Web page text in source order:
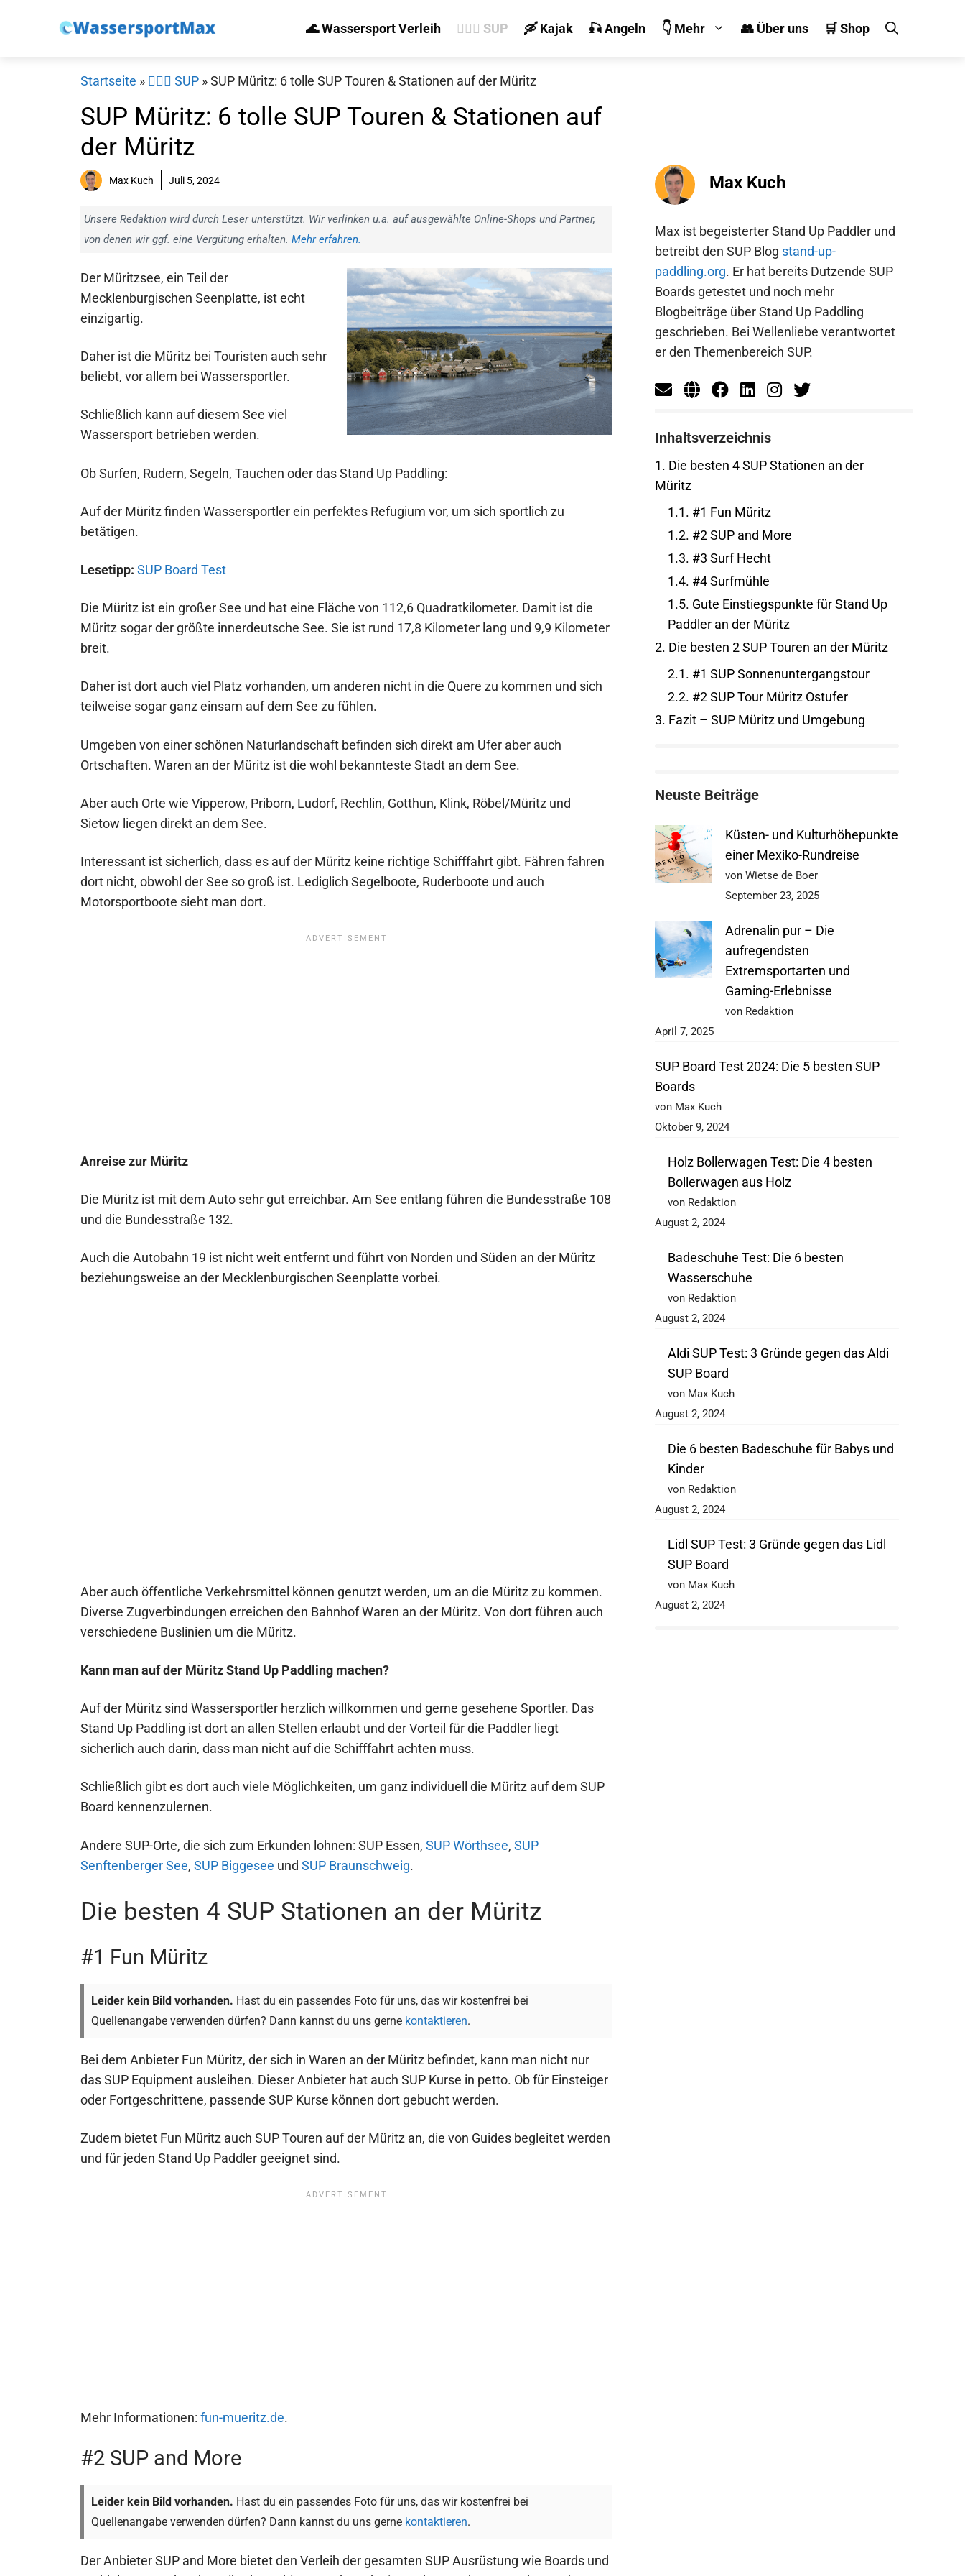
🌊 Wassersport Verleih 🏄‍♀️🛶 SUP 🛶 Kajak 🎣 Angeln 👇 Mehr 👥 Über uns 🛒 Shop
Startseite » 🏄‍♀️🛶 SUP »SUP Müritz: 6 tolle SUP Touren & Stationen auf der Müritz
SUP Müritz: 6 tolle SUP Touren & Stationen auf
der Müritz
Max Kuch Juli 5, 2024
Unsere Redaktion wird durch Leser unterstützt. Wir verlinken u.a. auf ausgewählte Online-Shops und Partner,
von denen wir ggf. eine Vergütung erhalten. Mehr erfahren.
Der Müritzsee, ein Teil der
Mecklenburgischen Seenplatte, ist echt
einzigartig.
Daher ist die Müritz bei Touristen auch sehr
beliebt, vor allem bei Wassersportler.
Schließlich kann auf diesem See viel
Wassersport betrieben werden.
Ob Surfen, Rudern, Segeln, Tauchen oder das Stand Up Paddling:
Auf der Müritz finden Wassersportler ein perfektes Refugium vor, um sich sportlich zu
betätigen.
Lesetipp: SUP Board Test
Die Müritz ist ein großer See und hat eine Fläche von 112,6 Quadratkilometer. Damit ist die
Müritz sogar der größte innerdeutsche See. Sie ist rund 17,8 Kilometer lang und 9,9 Kilometer
breit.
Daher ist dort auch viel Platz vorhanden, um anderen nicht in die Quere zu kommen und sich
teilweise sogar ganz einsam auf dem See zu fühlen.
Umgeben von einer schönen Naturlandschaft befinden sich direkt am Ufer aber auch
Ortschaften. Waren an der Müritz ist die wohl bekannteste Stadt an dem See.
Aber auch Orte wie Vipperow, Priborn, Ludorf, Rechlin, Gotthun, Klink, Röbel/Müritz und
Sietow liegen direkt an dem See.
Interessant ist sicherlich, dass es auf der Müritz keine richtige Schifffahrt gibt. Fähren fahren
dort nicht, obwohl der See so groß ist. Lediglich Segelboote, Ruderboote und auch
Motorsportboote sieht man dort.
Anreise zur Müritz
Die Müritz ist mit dem Auto sehr gut erreichbar. Am See entlang führen die Bundesstraße 108
und die Bundesstraße 132.
Auch die Autobahn 19 ist nicht weit entfernt und führt von Norden und Süden an der Müritz
beziehungsweise an der Mecklenburgischen Seenplatte vorbei.
Aber auch öffentliche Verkehrsmittel können genutzt werden, um an die Müritz zu kommen.
Diverse Zugverbindungen erreichen den Bahnhof Waren an der Müritz. Von dort führen auch
verschiedene Buslinien um die Müritz.
Kann man auf der Müritz Stand Up Paddling machen?
Auf der Müritz sind Wassersportler herzlich willkommen und gerne gesehene Sportler. Das
Stand Up Paddling ist dort an allen Stellen erlaubt und der Vorteil für die Paddler liegt
sicherlich auch darin, dass man nicht auf die Schifffahrt achten muss.
Schließlich gibt es dort auch viele Möglichkeiten, um ganz individuell die Müritz auf dem SUP
Board kennenzulernen.
Andere SUP-Orte, die sich zum Erkunden lohnen: SUP Essen, SUP Wörthsee, SUP
Senftenberger See, SUP Biggesee und SUP Braunschweig.
Die besten 4 SUP Stationen an der Müritz
#1 Fun Müritz
Leider kein Bild vorhanden. Hast du ein passendes Foto für uns, das wir kostenfrei bei
Quellenangabe verwenden dürfen? Dann kannst du uns gerne kontaktieren.
Bei dem Anbieter Fun Müritz, der sich in Waren an der Müritz befindet, kann man nicht nur
das SUP Equipment ausleihen. Dieser Anbieter hat auch SUP Kurse in petto. Ob für Einsteiger
oder Fortgeschrittene, passende SUP Kurse können dort gebucht werden.
Zudem bietet Fun Müritz auch SUP Touren auf der Müritz an, die von Guides begleitet werden
und für jeden Stand Up Paddler geeignet sind.
Mehr Informationen: fun-mueritz.de.
#2 SUP and More
Leider kein Bild vorhanden. Hast du ein passendes Foto für uns, das wir kostenfrei bei
Quellenangabe verwenden dürfen? Dann kannst du uns gerne kontaktieren.
Der Anbieter SUP and More bietet den Verleih der gesamten SUP Ausrüstung wie Boards und
Max Kuch
Max ist begeisterter Stand Up Paddler und
betreibt den SUP Blog stand-up-
paddling.org. Er hat bereits Dutzende SUP
Boards getestet und noch mehr
Blogbeiträge über Stand Up Paddling
geschrieben. Bei Wellenliebe verantwortet
er den Themenbereich SUP.
Inhaltsverzeichnis
1. Die besten 4 SUP Stationen an der
Müritz
1.1. #1 Fun Müritz
1.2. #2 SUP and More
1.3. #3 Surf Hecht
1.4. #4 Surfmühle
1.5. Gute Einstiegspunkte für Stand Up
Paddler an der Müritz
2. Die besten 2 SUP Touren an der Müritz
2.1. #1 SUP Sonnenuntergangstour
2.2. #2 SUP Tour Müritz Ostufer
3. Fazit – SUP Müritz und Umgebung
Neuste Beiträge
Küsten- und Kulturhöhepunkte
einer Mexiko-Rundreise
von Wietse de Boer
September 23, 2025
Adrenalin pur – Die
aufregendsten
Extremsportarten und
Gaming-Erlebnisse
von Redaktion
April 7, 2025
SUP Board Test 2024: Die 5 besten SUP
Boards
von Max Kuch
Oktober 9, 2024
Holz Bollerwagen Test: Die 4 besten
Bollerwagen aus Holz
von Redaktion
August 2, 2024
Badeschuhe Test: Die 6 besten
Wasserschuhe
von Redaktion
August 2, 2024
Aldi SUP Test: 3 Gründe gegen das Aldi
SUP Board
von Max Kuch
August 2, 2024
Die 6 besten Badeschuhe für Babys und
Kinder
von Redaktion
August 2, 2024
Lidl SUP Test: 3 Gründe gegen das Lidl
SUP Board
von Max Kuch
August 2, 2024